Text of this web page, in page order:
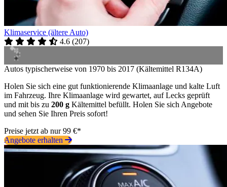
Klimaservice (ältere Auto)
4.6 (207)
Autos typischerweise von 1970 bis 2017 (Kältemittel R134A)
Holen Sie sich eine gut funktionierende Klimaanlage und kalte Luft
im Fahrzeug. Ihre Klimaanlage wird gewartet, auf Lecks geprüft
und mit bis zu 200 g Kältemittel befüllt. Holen Sie sich Angebote
und sehen Sie Ihren Preis sofort!
Preise jetzt ab nur 99 €*
Angebote erhalten